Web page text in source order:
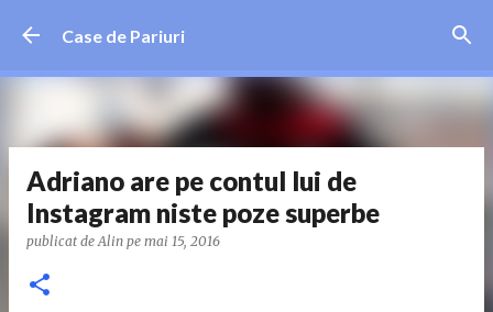
Treceți la conținutul principal
Case de Pariuri
Adriano are pe contul lui de
Instagram niste poze superbe
publicat deAlin pe mai 15, 2016